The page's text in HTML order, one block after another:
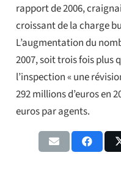
rapport de 2006,
croissant de la charge
L’augmentation du
2007, soit trois fois plus
l’inspection « une
292 millions d’euros en
euros par agents.